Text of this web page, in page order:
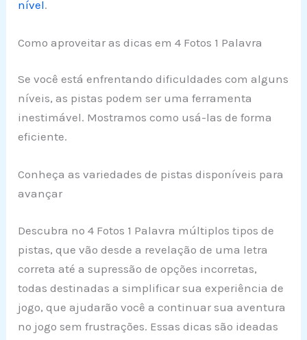
nível.
Como aproveitar as dicas em 4 Fotos 1 Palavra
Se você está enfrentando dificuldades com alguns
níveis, as pistas podem ser uma ferramenta
inestimável. Mostramos como usá-las de forma
eficiente.
Conheça as variedades de pistas disponíveis para
avançar
Descubra no 4 Fotos 1 Palavra múltiplos tipos de
pistas, que vão desde a revelação de uma letra
correta até a supressão de opções incorretas,
todas destinadas a simplificar sua experiência de
jogo, que ajudarão você a continuar sua aventura
no jogo sem frustrações. Essas dicas são ideadas